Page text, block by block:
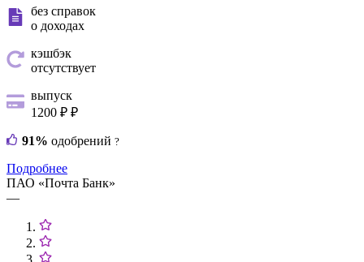
без справок
о доходах
кэшбэк
отсутствует
выпуск
1200 ₽ ₽
91% одобрений ?
Подробнее
ПАО «Почта Банк»
—